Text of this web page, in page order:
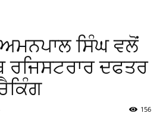
ਸਿੰਘ ਵਲੋਂ
ਦਫਤਰ
156